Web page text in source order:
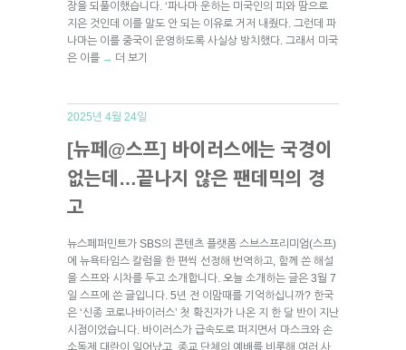
장을 되풀이했습니다. ‘파나마 운하는 미국인의 피와 땀으로
지은 것인데 이를 말도 안 되는 이유로 거저 내줬다. 그런데 파
나마는 이를 중국이 운영하도록 사실상 방치했다. 그래서 미국
은 이를 → 더 보기
2025년 4월 24일
[뉴페@스프] 바이러스에는 국경이
없는데…끝나지 않은 팬데믹의 경
고
뉴스페퍼민트가 SBS의 콘텐츠 플랫폼 스브스프리미엄(스프)
에 뉴욕타임스 칼럼을 한 편씩 선정해 번역하고, 함께 쓴 해설
을 스프와 시차를 두고 소개합니다. 오늘 소개하는 글은 3월 7
일 스프에 쓴 글입니다. 5년 전 이맘때를 기억하십니까? 한국
은 ‘신종 코로나바이러스’ 첫 확진자가 나온 지 한 달 반이 지난
시점이었습니다. 바이러스가 급속도로 퍼지면서 마스크와 손
소독제 대란이 일어났고, 종교 단체의 예배를 비롯해 여러 사